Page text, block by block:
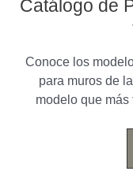
Catálogo de
Conoce los
para muros de
modelo que más